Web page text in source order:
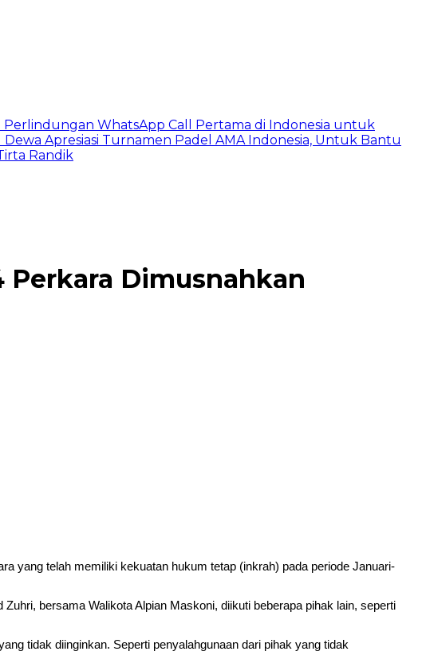
Perlindungan WhatsApp Call Pertama di Indonesia untuk
Dewa Apresiasi Turnamen Padel AMA Indonesia, Untuk Bantu
Randik
Perkara Dimusnahkan
yang telah memiliki kekuatan hukum tetap (inkrah) pada periode Januari-
bersama Walikota Alpian Maskoni, diikuti beberapa pihak lain, seperti
tidak diinginkan. Seperti penyalahgunaan dari pihak yang tidak